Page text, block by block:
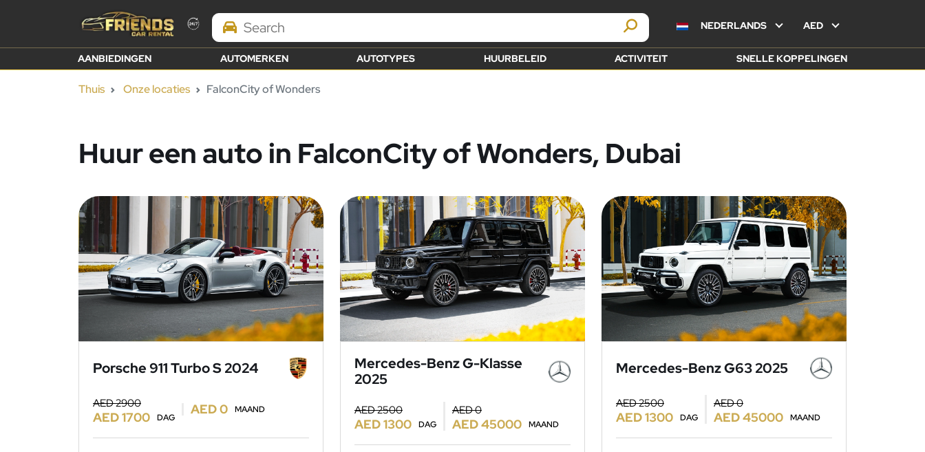
Search Brands NEDERLANDS AED
AANBIEDINGEN AUTOMERKEN AUTOTYPES HUURBELEID ACTIVITEIT SNELLE KOPPELINGEN
Thuis Onze locaties FalconCity of Wonders
Huur een auto in FalconCity of Wonders, Dubai
Porsche 911 Turbo S 2024
AED 2900
AED 1700 DAG
AED 0 MAAND
Mercedes-Benz G-Klasse
2025
AED 2500
AED 1300 DAG
AED 0
AED 45000 MAAND
Mercedes-Benz G63 2025
AED 2500
AED 1300 DAG
AED 0
AED 45000 MAAND